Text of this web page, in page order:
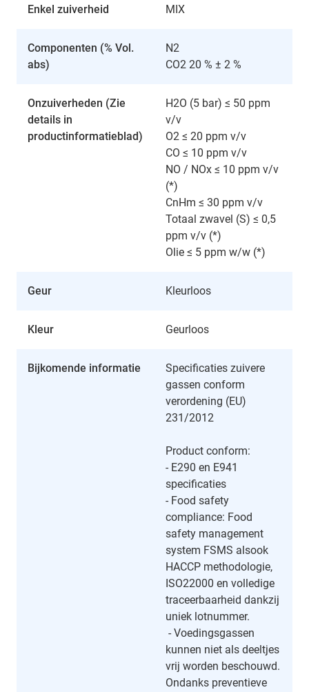
Enkel zuiverheid MIX
Componenten (% Vol.
abs)
N2
CO2 20 % ± 2 %
Onzuiverheden (Zie
details in
productinformatieblad)
H2O (5 bar) ≤ 50 ppm
v/v
O2 ≤ 20 ppm v/v
CO ≤ 10 ppm v/v
NO / NOx ≤ 10 ppm v/v
(*)
CnHm ≤ 30 ppm v/v
Totaal zwavel (S) ≤ 0,5
ppm v/v (*)
Olie ≤ 5 ppm w/w (*)
Geur Kleurloos
Kleur Geurloos
Bijkomende informatie
Specificaties zuivere
gassen conform
verordening (EU)
231/2012
Product conform:
- E290 en E941
specificaties
- Food safety
compliance: Food
safety management
system FSMS alsook
HACCP methodologie,
ISO22000 en volledige
traceerbaarheid dankzij
uniek lotnummer.
- Voedingsgassen
kunnen niet als deeltjes
vrij worden beschouwd.
Ondanks preventieve